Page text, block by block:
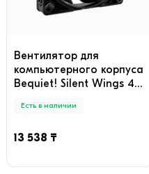
Вентилятор для
компьютерного корпуса
Bequiet! Silent Wings 4
Есть в наличии
13 538 ₸